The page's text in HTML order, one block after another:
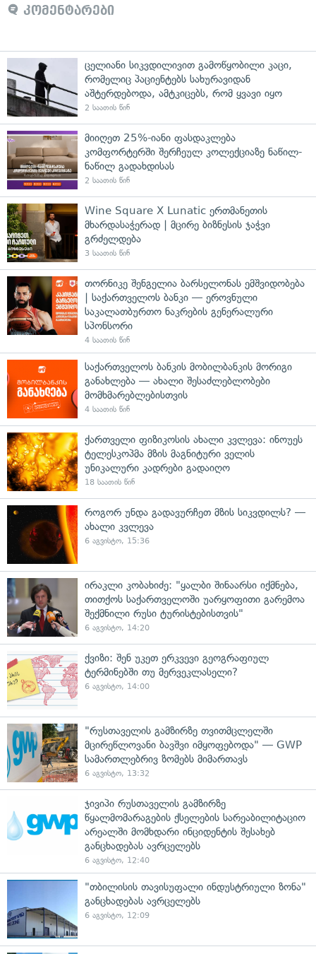
კომენტარები
ცელიანი სიკვდილივით გამოწყობილი კაცი,
რომელიც პაციენტებს სახურავიდან
აშტერდებოდა, ამტკიცებს, რომ ყვავი იყო
2 საათის წინ
მიიღეთ 25%-იანი ფასდაკლება
კომფორტერში შერჩეულ კოლექციაზე ნაწილ-
ნაწილ გადახდისას
2 საათის წინ
Wine Square X Lunatic ერთმანეთის
მხარდასაჭერად | მცირე ბიზნესის ჯაჭვი
გრძელდება
3 საათის წინ
თორნიკე შენგელია ბარსელონას ემშვიდობება
| საქართველოს ბანკი — ეროვნული
საკალათბურთო ნაკრების გენერალური
სპონსორი
4 საათის წინ
საქართველოს ბანკის მობილბანკის მორიგი
განახლება — ახალი შესაძლებლობები
მომხმარებლებისთვის
4 საათის წინ
ქართველი ფიზიკოსის ახალი კვლევა: ინოუეს
ტელესკოპმა მზის მაგნიტური ველის
უნიკალური კადრები გადაიღო
18 საათის წინ
როგორ უნდა გადავურჩეთ მზის სიკვდილს? —
ახალი კვლევა
6 აგვისტო, 15:36
ირაკლი კობახიძე: "ყალბი შინაარსი იქმნება,
თითქოს საქართველოში უარყოფითი გარემოა
შექმნილი რუსი ტურისტებისთვის"
6 აგვისტო, 14:20
ქვიზი: შენ უკეთ ერკვევი გეოგრაფიულ
ტერმინებში თუ მერვეკლასელი?
6 აგვისტო, 14:00
"რუსთაველის გამზირზე თვითმცლელში
მცირეწლოვანი ბავშვი იმყოფებოდა" — GWP
სამართლებრივ ზომებს მიმართავს
6 აგვისტო, 13:32
ჯივიპი რუსთაველის გამზირზე
წყალმომარაგების ქსელების სარეაბილიტაციო
არეალში მომხდარი ინციდენტის შესახებ
განცხადებას ავრცელებს
6 აგვისტო, 12:40
"თბილისის თავისუფალი ინდუსტრიული ზონა"
განცხადებას ავრცელებს
6 აგვისტო, 12:09